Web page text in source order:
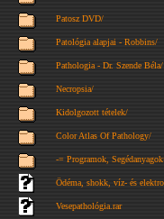
Patosz DVD/
Patológia alapjai - Robbins/
Pathologia - Dr. Szende Béla/
Necropsia/
Kidolgozott tételek/
Color Atlas Of Pathology/
-= Programok,
Ödéma, shokk, víz- és
Vesepathológia.rar